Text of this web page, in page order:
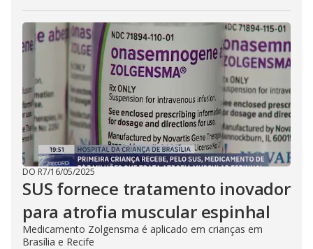
DO R7/16/05/2025
SUS fornece tratamento inovador
para atrofia muscular espinhal
Medicamento Zolgensma é aplicado em crianças em
Brasília e Recife